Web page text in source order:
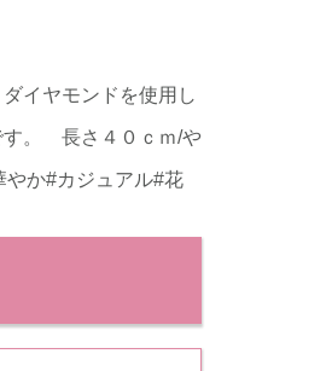
イヤモンドを使用し
す。 長さ４０ｃｍ/や
やか#カジュアル#花